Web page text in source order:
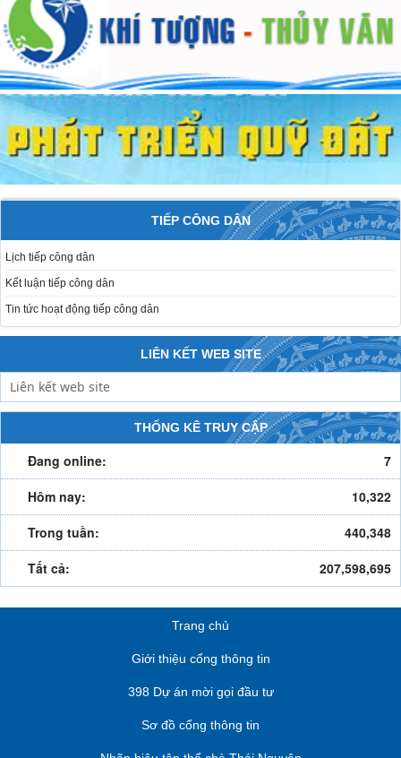
TIẾP CÔNG DÂN
Lịch tiếp công dân
Kết luận tiếp công dân
Tin tức hoạt động tiếp công dân
LIÊN KẾT WEB SITE
THỐNG KÊ TRUY CẬP
Đang online:
7
Hôm nay:
10,322
Trong tuần:
440,348
Tất cả:
207,598,695
Trang chủ
Giới thiệu cổng thông tin
398 Dự án mời gọi đầu tư
Sơ đồ cổng thông tin